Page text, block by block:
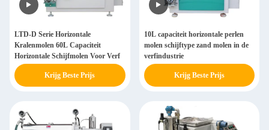
LTD-D Serie Horizontale
Kralenmolen 60L Capaciteit
Horizontale Schijfmolen Voor Verf
Krijg Beste Prijs
10L capaciteit horizontale perlen
molen schijftype zand molen in de
verfindustrie
Krijg Beste Prijs